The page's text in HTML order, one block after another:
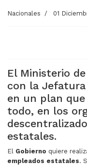
Nacionales 01
El Ministerio
con la
en un plan
todo, en los
estatales.
El Gobierno quiere
empleados estatales.